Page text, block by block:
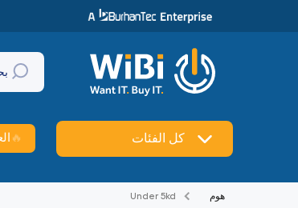
تخطي إلى المحتوى
كل الفئات 🔥
هوم Under 5kd